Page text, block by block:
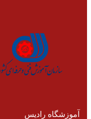
آموزشگاه رادیس